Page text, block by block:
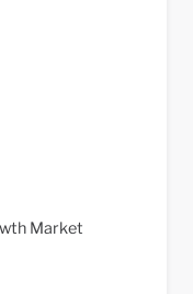
Market